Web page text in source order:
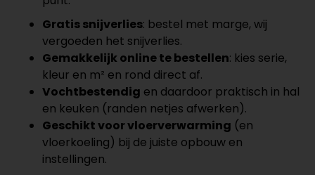
Gratis snijverlies: bestel met marge, wij
vergoeden het snijverlies.
Gemakkelijk online te bestellen: kies serie,
kleur en m² en rond direct af.
Vochtbestendig en daardoor praktisch in hal
en keuken (randen netjes afwerken).
Geschikt voor vloerverwarming (en
vloerkoeling) bij de juiste opbouw en
instellingen.